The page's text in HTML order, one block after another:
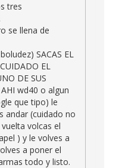
tres
se llena de
SACAS EL
EL
DE SUS
AHI wd40 o algun
que tipo) le
andar (cuidado no
volcas el
) y le volves a
a poner el
todo y listo.